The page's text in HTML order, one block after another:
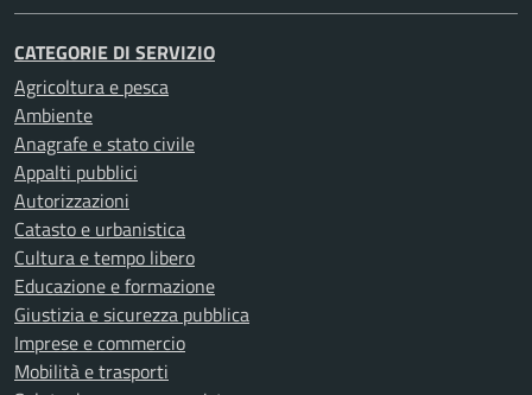
CATEGORIE DI SERVIZIO
Agricoltura e pesca
Ambiente
Anagrafe e stato civile
Appalti pubblici
Autorizzazioni
Catasto e urbanistica
Cultura e tempo libero
Educazione e formazione
Giustizia e sicurezza pubblica
Imprese e commercio
Mobilità e trasporti